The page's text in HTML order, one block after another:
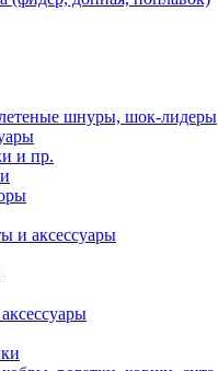
шнуры, шок-лидеры
и пр.
и аксессуары